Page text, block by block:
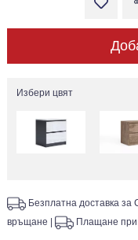
Избери цвят
Безплатна доставка
връщане
Плащане при